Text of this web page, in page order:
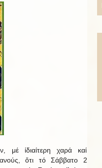
μέ ἰδιαίτερη χαρά καί
ὅτι τό Σάββατο 2